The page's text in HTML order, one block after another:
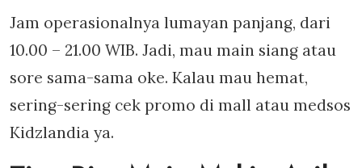
Jam operasionalnya lumayan panjang, dari
10.00 – 21.00 WIB. Jadi, mau main siang atau
sore sama-sama oke. Kalau mau hemat,
sering-sering cek promo di mall atau medsos
Kidzlandia ya.